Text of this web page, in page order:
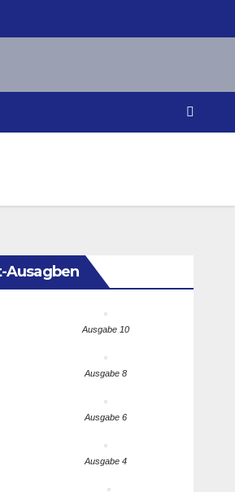
Ausagben
Ausgabe 10
Ausgabe 8
Ausgabe 6
Ausgabe 4